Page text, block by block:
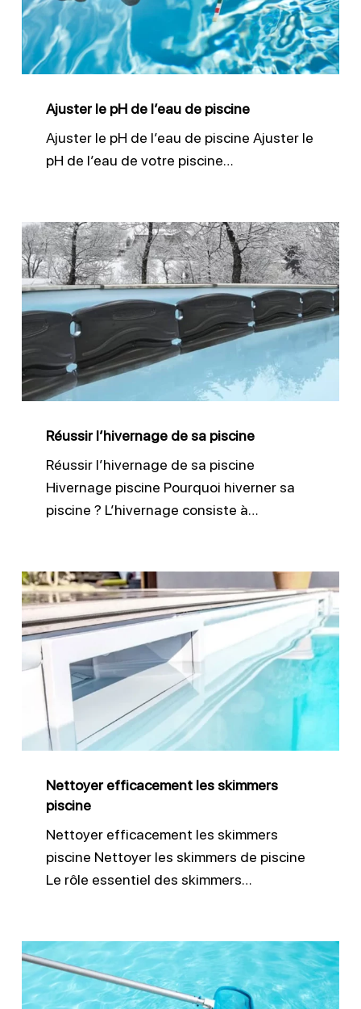
l’eau
de
piscine
Ajuster le pH de l’eau de piscine
Ajuster le pH de l’eau de piscine Ajuster le
pH de l’eau de votre piscine…
Réussir
l’hivernage
de
sa
piscine
Réussir l’hivernage de sa piscine
Réussir l’hivernage de sa piscine
Hivernage piscine Pourquoi hiverner sa
piscine ? L’hivernage consiste à…
Nettoyer
efficacement
les
skimmers
piscine
Nettoyer efficacement les skimmers
piscine
Nettoyer efficacement les skimmers
piscine Nettoyer les skimmers de piscine
Le rôle essentiel des skimmers…
Remise
en